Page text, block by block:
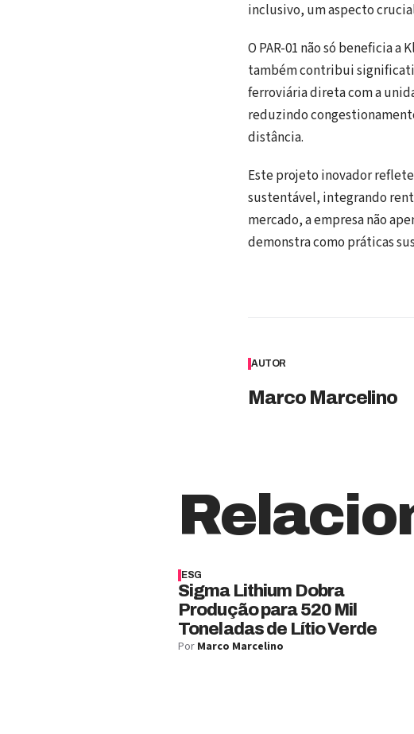
inclusivo, um aspecto
O PAR-01 não só beneficia
também contribui
ferroviária direta com a
reduzindo
distância.
Este projeto inovador
sustentável, integrando
mercado, a empresa não
demonstra como práticas
AUTOR
Marco Marcelino
ESG
Sigma Lithium Dobra
Produção para 520 Mil
Toneladas de Lítio Verde
Por Marco Marcelino